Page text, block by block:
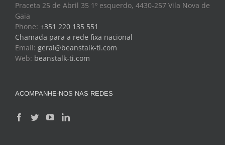
Praceta 25 de Abril 35 1º esquerdo, 4430-257 Vila Nova de
Gaia
Phone: +351 220 135 551
Chamada para a rede fixa nacional
Email: geral@beanstalk-ti.com
Web: beanstalk-ti.com
ACOMPANHE-NOS NAS REDES